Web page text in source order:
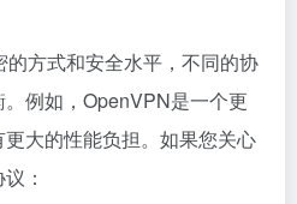
方式和安全水平，不同的协
例如，OpenVPN是一个更
大的性能负担。如果您关心
：